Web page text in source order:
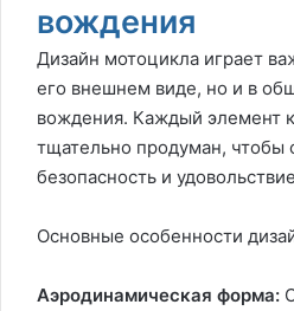
вождения
Дизайн мотоцикла играет
его внешнем виде, но и в
вождения. Каждый элемент
тщательно продуман, чтобы
безопасность и
Основные особенности
Аэродинамическая форма: